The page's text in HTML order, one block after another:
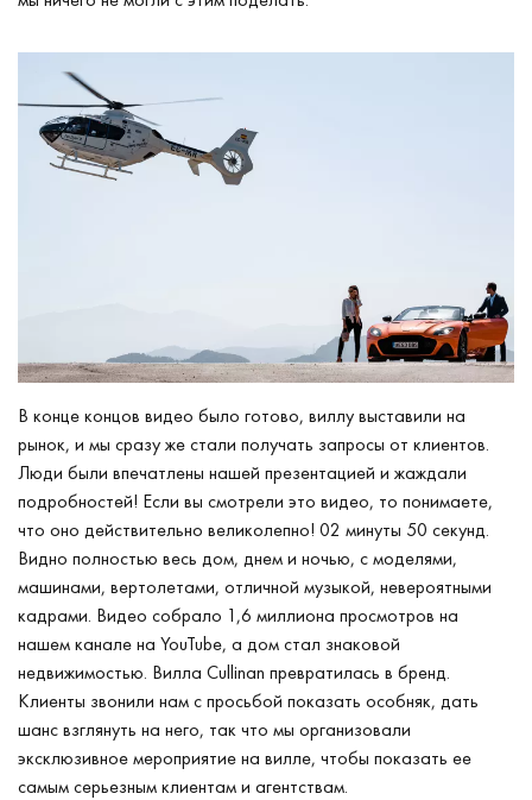
В конце концов видео было готово, виллу выставили на
рынок, и мы сразу же стали получать запросы от клиентов.
Люди были впечатлены нашей презентацией и жаждали
подробностей! Если вы смотрели это видео, то понимаете,
что оно действительно великолепно! 02 минуты 50 секунд.
Видно полностью весь дом, днем и ночью, с моделями,
машинами, вертолетами, отличной музыкой, невероятными
кадрами. Видео собрало 1,6 миллиона просмотров на
нашем канале на YouTube, а дом стал знаковой
недвижимостью. Вилла Cullinan превратилась в бренд.
Клиенты звонили нам с просьбой показать особняк, дать
шанс взглянуть на него, так что мы организовали
эксклюзивное мероприятие на вилле, чтобы показать ее
самым серьезным клиентам и агентствам.